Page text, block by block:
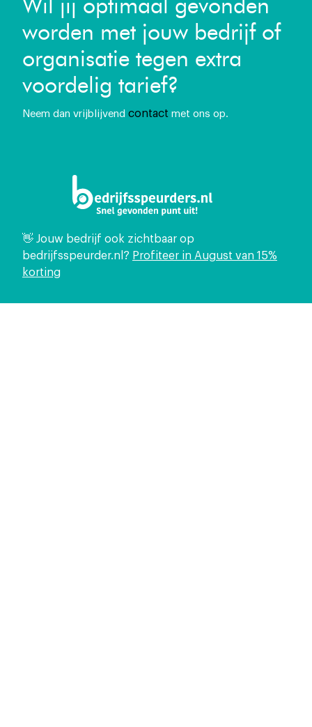
Wil jij optimaal gevonden
worden met jouw bedrijf of
organisatie tegen extra
voordelig tarief?
Neem dan vrijblijvend contact met ons op.
👋 Jouw bedrijf ook zichtbaar op
bedrijfsspeurder.nl? Profiteer in August van 15%
korting